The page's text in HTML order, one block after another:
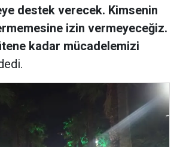
destek verecek. Kimsenin
izin vermeyeceğiz.
kadar mücadelemizi